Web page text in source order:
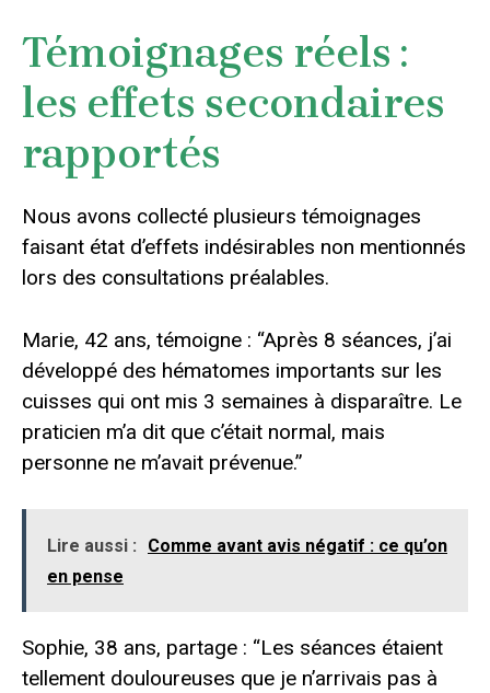
Témoignages réels :
les effets secondaires
rapportés
Nous avons collecté plusieurs témoignages
faisant état d’effets indésirables non mentionnés
lors des consultations préalables.
Marie, 42 ans, témoigne : “Après 8 séances, j’ai
développé des hématomes importants sur les
cuisses qui ont mis 3 semaines à disparaître. Le
praticien m’a dit que c’était normal, mais
personne ne m’avait prévenue.”
Lire aussi :
Comme avant avis négatif : ce qu’on
en pense
Sophie, 38 ans, partage : “Les séances étaient
tellement douloureuses que je n’arrivais pas à